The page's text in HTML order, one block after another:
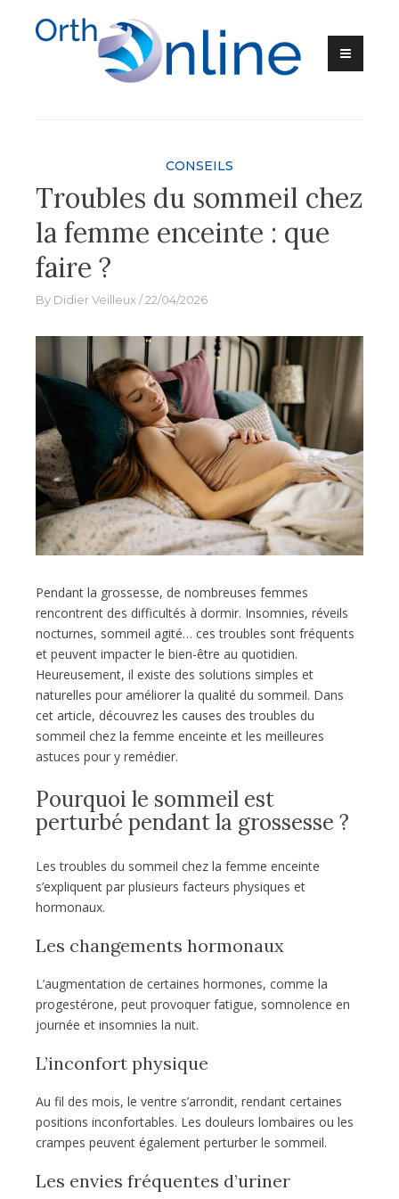
Skip
CONSEILS
Troubles du sommeil chez
la femme enceinte : que
faire ?
By Didier Veilleux 22/04/2026
Pendant la grossesse, de nombreuses femmes
rencontrent des difficultés à dormir. Insomnies, réveils
nocturnes, sommeil agité… ces troubles sont fréquents
et peuvent impacter le bien-être au quotidien.
Heureusement, il existe des solutions simples et
naturelles pour améliorer la qualité du sommeil. Dans
cet article, découvrez les causes des troubles du
sommeil chez la femme enceinte et les meilleures
astuces pour y remédier.
Pourquoi le sommeil est
perturbé pendant la grossesse ?
Les troubles du sommeil chez la femme enceinte
s’expliquent par plusieurs facteurs physiques et
hormonaux.
Les changements hormonaux
L’augmentation de certaines hormones, comme la
progestérone, peut provoquer fatigue, somnolence en
journée et insomnies la nuit.
L’inconfort physique
Au fil des mois, le ventre s’arrondit, rendant certaines
positions inconfortables. Les douleurs lombaires ou les
crampes peuvent également perturber le sommeil.
Les envies fréquentes d’uriner